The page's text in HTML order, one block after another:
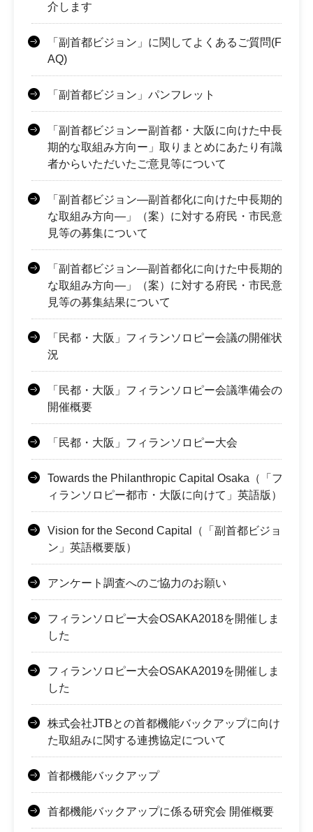
介します
「副首都ビジョン」に関してよくあるご質問(F
AQ)
「副首都ビジョン」パンフレット
「副首都ビジョンー副首都・大阪に向けた中長
期的な取組み方向ー」取りまとめにあたり有識
者からいただいたご意見等について
「副首都ビジョン―副首都化に向けた中長期的
な取組み方向―」（案）に対する府民・市民意
見等の募集について
「副首都ビジョン―副首都化に向けた中長期的
な取組み方向―」（案）に対する府民・市民意
見等の募集結果について
「民都・大阪」フィランソロピー会議の開催状
況
「民都・大阪」フィランソロピー会議準備会の
開催概要
「民都・大阪」フィランソロピー大会
Towards the Philanthropic Capital Osaka（「フ
ィランソロピー都市・大阪に向けて」英語版）
Vision for the Second Capital（「副首都ビジョ
ン」英語概要版）
アンケート調査へのご協力のお願い
フィランソロピー大会OSAKA2018を開催しま
した
フィランソロピー大会OSAKA2019を開催しま
した
株式会社JTBとの首都機能バックアップに向け
た取組みに関する連携協定について
首都機能バックアップ
首都機能バックアップに係る研究会 開催概要